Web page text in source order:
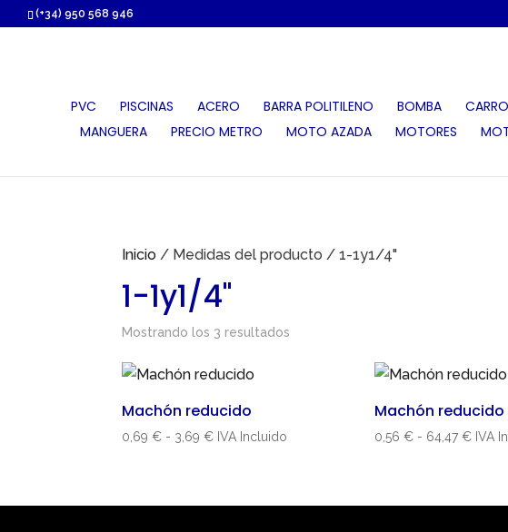
https://proauri.es/
(+34) 950 568 946
PVC PISCINAS ACERO BARRA POLITILENO BOMBA
MANGUERA
PRECIO METRO MOTO AZADA MOTORES
Inicio / Medidas del producto / 1-1y1/4"
1-1y1/4"
Mostrando los 3 resultados
Machón reducido
0,69€ - 3,69€Rango
IVA Incluido
Machón reducido
0,56€ - 64,47€ IVA